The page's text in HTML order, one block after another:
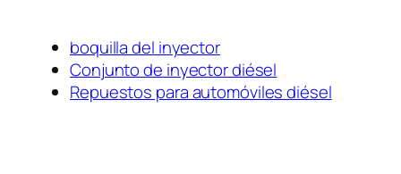
boquilla del inyector
Conjunto de inyector diésel
Repuestos para automóviles diésel